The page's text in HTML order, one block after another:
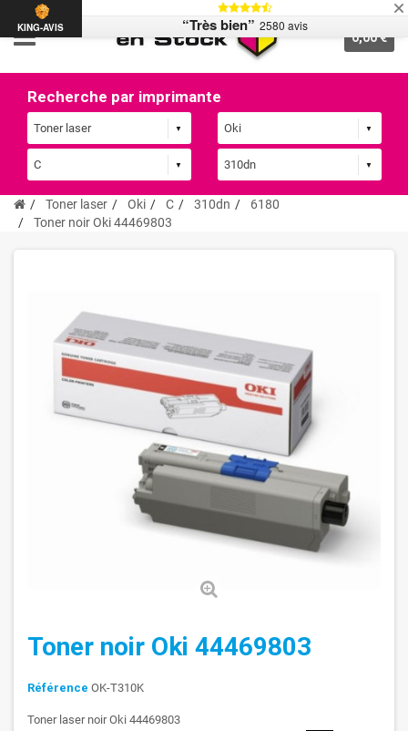
0,00 €
Recherche par imprimante
Toner laser Oki C 310dn
6180
Toner noir Oki 44469803
Toner noir Oki 44469803
Référence OK-T310K
Toner laser noir Oki 44469803
KING-AVIS “Très bien” 2580 avis